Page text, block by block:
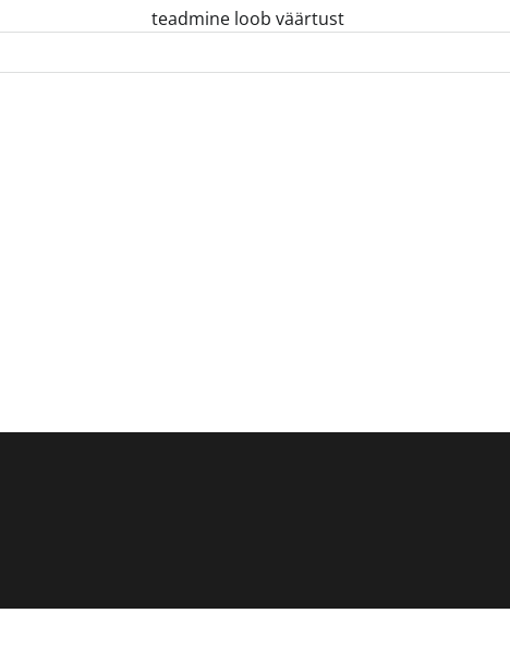
teadmine loob väärtust